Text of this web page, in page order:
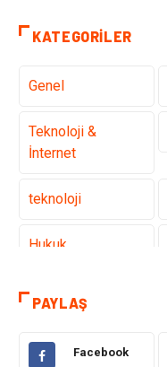
KATEGORILER
Genel
Teknoloji &
İnternet
teknoloji
Hukuk
Elektronik
PAYLAŞ
Facebook